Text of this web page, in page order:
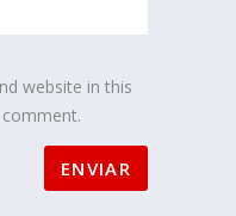
website in this